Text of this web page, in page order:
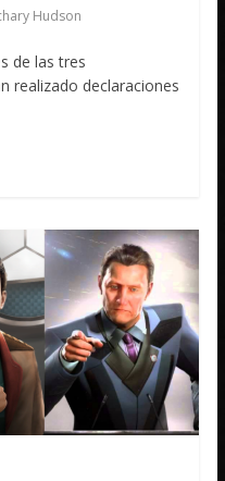
Hudson
de las tres
realizado declaraciones